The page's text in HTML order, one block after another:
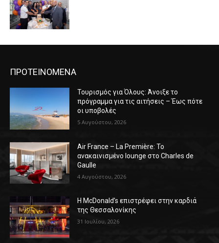
ΠΡΟΤΕΙΝΟΜΕΝΑ
Τουρισμός για Όλους: Άνοιξε το
πρόγραμμα για τις αιτήσεις – Έως πότε
οι υποβολές
5 Αυγούστου, 2026
Air France – La Première: Το
ανακαινισμένο lounge στο Charles de
Gaulle
4 Αυγούστου, 2026
Η McDonald’s επιστρέφει στην καρδιά
της Θεσσαλονίκης
31 Ιουλίου, 2026